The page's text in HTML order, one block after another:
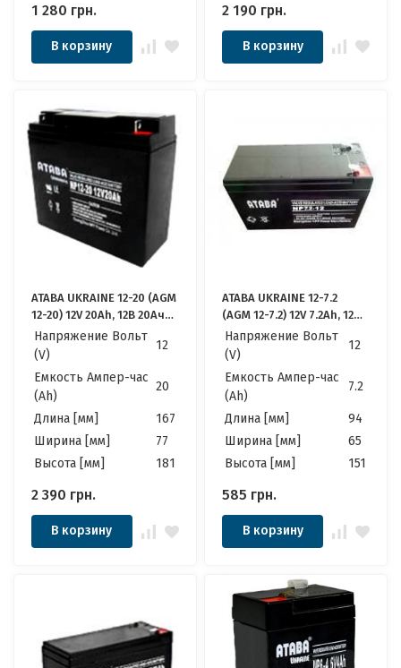
1 280 грн.
В корзину
2 190 грн.
В корзину
ATABA UKRAINE 12-20 (AGM
12-20) 12V 20Ah, 12В 20Ач
АКБ
Напряжение Вольт
(V)
12
Емкость Ампер-час
(Ah)
20
Длина [мм]
167
Ширина [мм]
77
Высота [мм]
181
2 390 грн.
В корзину
ATABA UKRAINE 12-7.2
(AGM 12-7.2) 12V 7.2Ah, 12В
7.2Ач АКБ
Напряжение Вольт
(V)
12
Емкость Ампер-час
(Ah)
7.2
Длина [мм]
94
Ширина [мм]
65
Высота [мм]
151
585 грн.
В корзину